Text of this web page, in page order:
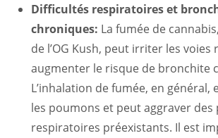
Difficultés respiratoires et
chroniques: La fumée de
de l’OG Kush, peut irriter les
augmenter le risque de bronchite
L’inhalation de fumée, en général,
les poumons et peut aggraver des
respiratoires préexistants. Il est